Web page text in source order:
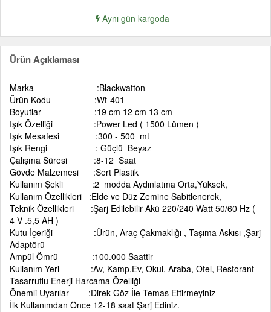
Aynı gün kargoda
Ürün Açıklaması
Marka :Blackwatton
Ürün Kodu :Wt-401
Boyutlar :19 cm 12 cm 13 cm
Işık Özelliği :Power Led ( 1500 Lümen )
Işık Mesafesi :300 - 500 mt
Işık Rengi : Güçlü Beyaz
Çalışma Süresi :8-12 Saat
Gövde Malzemesi :Sert Plastik
Kullanım Şekli :2 modda Aydınlatma Orta,Yüksek,
Kullanım Özellikleri :Elde ve Düz Zemine Sabitlenerek,
Teknik Özellikleri :Şarj Edilebilir Akü 220/240 Watt 50/60 Hz (
4 V .5,5 AH )
Kutu İçeriği :Ürün, Araç Çakmaklığı , Taşıma Askısı ,Şarj
Adaptörü
Ampül Ömrü :100.000 Saattir
Kullanım Yeri :Av, Kamp,Ev, Okul, Araba, Otel, Restorant
Tasarruflu Enerji Harcama Özelliği
Önemli Uyarılar :Direk Göz İle Temas Ettirmeyiniz
İlk Kullanımdan Önce 12-18 saat Şarj Ediniz.